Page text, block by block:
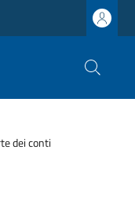
dei conti